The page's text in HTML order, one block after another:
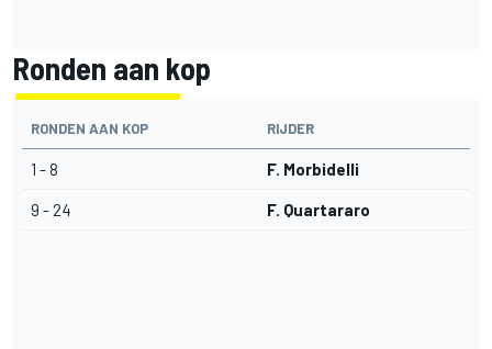
Ronden aan kop
RONDEN AAN KOP RIJDER
1 - 8 F. Morbidelli
9 - 24 F. Quartararo